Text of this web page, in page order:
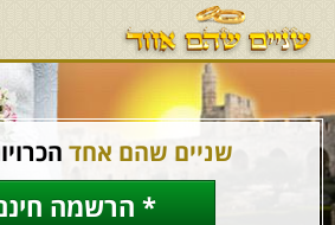
שניים שהם אחד
* הרשמה